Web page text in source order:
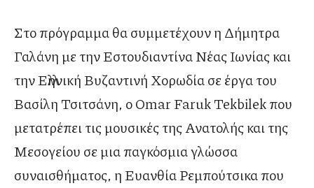
Στο πρόγραμμα θα συμμετέχουν η Δήμητρα
Γαλάνη με την Εστουδιαντίνα Νέας Ιωνίας και
την Ελληνική Βυζαντινή Χορωδία σε έργα του
Βασίλη Τσιτσάνη, ο Omar Faruk Tekbilek που
μετατρέπει τις μουσικές της Ανατολής και της
Μεσογείου σε μια παγκόσμια γλώσσα
συναισθήματος, η Ευανθία Ρεμπούτσικα που